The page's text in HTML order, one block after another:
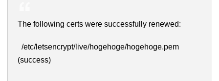
The following certs were successfully renewed:
/etc/letsencrypt/live/hogehoge/hogehoge.pem
(success)